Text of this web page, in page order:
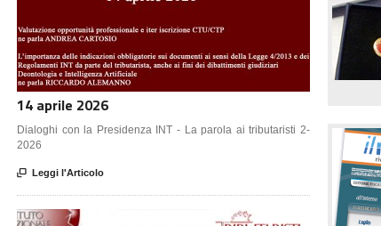
14 aprile 2026
Dialoghi con la Presidenza INT - La parola ai tributaristi 2-
2026
 Leggi l'Articolo